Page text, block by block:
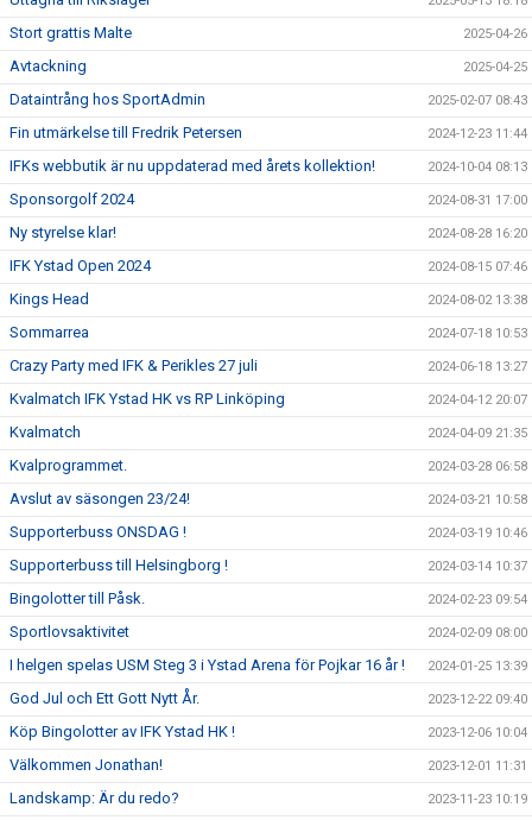
Stort grattis Malte 2025-04-26
Avtackning 2025-04-25
Dataintrång hos SportAdmin 2025-02-07 08:43
Fin utmärkelse till Fredrik Petersen 2024-12-23 11:44
IFKs webbutik är nu uppdaterad med årets kollektion! 2024-10-04 08:13
Sponsorgolf 2024 2024-08-31 17:00
Ny styrelse klar! 2024-08-28 16:20
IFK Ystad Open 2024 2024-08-15 07:46
Kings Head 2024-08-02 13:38
Sommarrea 2024-07-18 10:53
Crazy Party med IFK & Perikles 27 juli 2024-06-18 13:27
Kvalmatch IFK Ystad HK vs RP Linköping 2024-04-12 20:07
Kvalmatch 2024-04-09 21:35
Kvalprogrammet. 2024-03-28 06:58
Avslut av säsongen 23/24! 2024-03-21 10:58
Supporterbuss ONSDAG ! 2024-03-19 10:46
Supporterbuss till Helsingborg ! 2024-03-14 10:37
Bingolotter till Påsk. 2024-02-23 09:54
Sportlovsaktivitet 2024-02-09 08:00
I helgen spelas USM Steg 3 i Ystad Arena för Pojkar 16 år ! 2024-01-25 13:39
God Jul och Ett Gott Nytt År. 2023-12-22 09:40
Köp Bingolotter av IFK Ystad HK ! 2023-12-06 10:04
Välkommen Jonathan! 2023-12-01 11:31
Landskamp: Är du redo? 2023-11-23 10:19